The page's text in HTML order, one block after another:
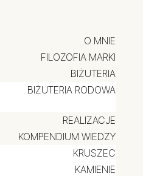
O MNIE
FILOZOFIA MARKI
BIŻUTERIA
BIŻUTERIA RODOWA
REALIZACJE
KOMPENDIUM WIEDZY
KRUSZEC
KAMIENIE